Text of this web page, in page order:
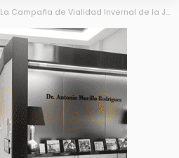
La Campaña de Vialidad Invernal de la Junta arranca mañana con una firme apuesta por los avances tecnológicos para ayudar a prevenir las situaciones de riesgo y garantizar la seguridad ciudadana